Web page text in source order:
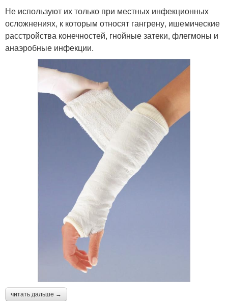
Не используют их только при местных инфекционных
осложнениях, к которым относят гангрену, ишемические
расстройства конечностей, гнойные затеки, флегмоны и
анаэробные инфекции.
читать дальше →